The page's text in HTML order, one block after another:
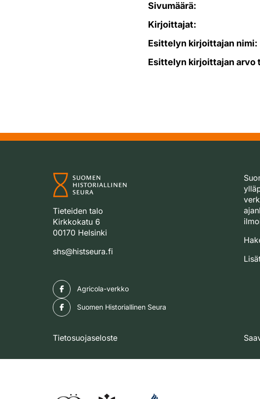
Sivumäärä:
Kirjoittajat:
Esittelyn kirjoittajan nimi:
Esittelyn kirjoittajan arvo
Tieteiden talo
Kirkkokatu 6
00170 Helsinki
shs@histseura.fi
Agricola-verkko
Suomen Historiallinen Seura
Tietosuojaseloste